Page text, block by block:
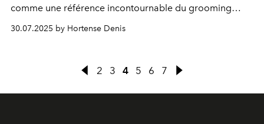
comme une référence incontournable du grooming
30.07.2025 by Hortense Denis
2 3 4 5 6 7